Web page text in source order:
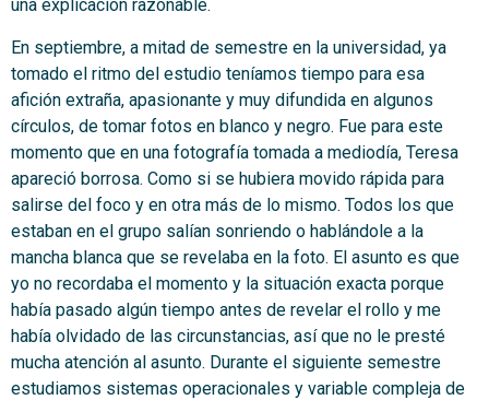
una explicación razonable.
En septiembre, a mitad de semestre en la universidad, ya
tomado el ritmo del estudio teníamos tiempo para esa
afición extraña, apasionante y muy difundida en algunos
círculos, de tomar fotos en blanco y negro. Fue para este
momento que en una fotografía tomada a mediodía, Teresa
apareció borrosa. Como si se hubiera movido rápida para
salirse del foco y en otra más de lo mismo. Todos los que
estaban en el grupo salían sonriendo o hablándole a la
mancha blanca que se revelaba en la foto. El asunto es que
yo no recordaba el momento y la situación exacta porque
había pasado algún tiempo antes de revelar el rollo y me
había olvidado de las circunstancias, así que no le presté
mucha atención al asunto. Durante el siguiente semestre
estudiamos sistemas operacionales y variable compleja de